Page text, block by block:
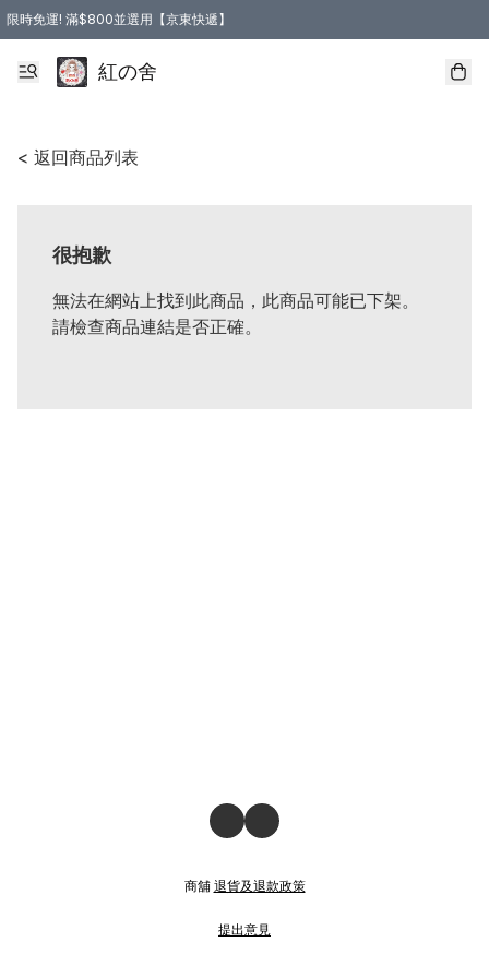
限時免運! 滿$800並選用【京東快遞】
紅の舍
< 返回商品列表
很抱歉
無法在網站上找到此商品，此商品可能已下架。
請檢查商品連結是否正確。
商舖 退貨及退款政策
提出意見